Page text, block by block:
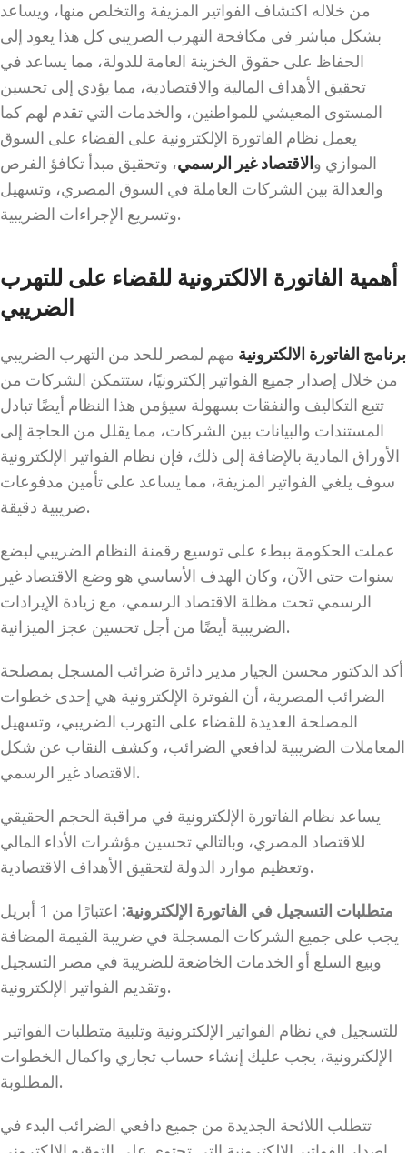
من خلاله اكتشاف الفواتير المزيفة والتخلص منها، ويساعد
بشكل مباشر في مكافحة التهرب الضريبي كل هذا يعود إلى
الحفاظ على حقوق الخزينة العامة للدولة، مما يساعد في
تحقيق الأهداف المالية والاقتصادية، مما يؤدي إلى تحسين
المستوى المعيشي للمواطنين، والخدمات التي تقدم لهم كما
يعمل نظام الفاتورة الإلكترونية على القضاء على السوق
الموازي و الاقتصاد غير الرسمي، وتحقيق مبدأ تكافؤ الفرص
والعدالة بين الشركات العاملة في السوق المصري، وتسهيل
وتسريع الإجراءات الضريبية.
أهمية الفاتورة الالكترونية للقضاء على للتهرب
الضريبي
برنامج الفاتورة الالكترونية مهم لمصر للحد من التهرب الضريبي
من خلال إصدار جميع الفواتير إلكترونيًا، ستتمكن الشركات من
تتبع التكاليف والنفقات بسهولة سيؤمن هذا النظام أيضًا تبادل
المستندات والبيانات بين الشركات، مما يقلل من الحاجة إلى
الأوراق المادية بالإضافة إلى ذلك، فإن نظام الفواتير الإلكترونية
سوف يلغي الفواتير المزيفة، مما يساعد على تأمين مدفوعات
ضريبية دقيقة.
عملت الحكومة ببطء على توسيع رقمنة النظام الضريبي لبضع
سنوات حتى الآن، وكان الهدف الأساسي هو وضع الاقتصاد غير
الرسمي تحت مظلة الاقتصاد الرسمي، مع زيادة الإيرادات
الضريبية أيضًا من أجل تحسين عجز الميزانية.
أكد الدكتور محسن الجيار مدير دائرة ضرائب المسجل بمصلحة
الضرائب المصرية، أن الفوترة الإلكترونية هي إحدى خطوات
المصلحة العديدة للقضاء على التهرب الضريبي، وتسهيل
المعاملات الضريبية لدافعي الضرائب، وكشف النقاب عن شكل
الاقتصاد غير الرسمي.
يساعد نظام الفاتورة الإلكترونية في مراقبة الحجم الحقيقي
للاقتصاد المصري، وبالتالي تحسين مؤشرات الأداء المالي
وتعظيم موارد الدولة لتحقيق الأهداف الاقتصادية.
متطلبات التسجيل في الفاتورة الإلكترونية:
اعتبارًا من 1 أبريل
يجب على جميع الشركات المسجلة في ضريبة القيمة المضافة
وبيع السلع أو الخدمات الخاضعة للضريبة في مصر التسجيل
وتقديم الفواتير الإلكترونية.
الإلكترونية، يجب عليك إنشاء حساب تجاري واكمال الخطوات
المطلوبة.
تتطلب اللائحة الجديدة من جميع دافعي الضرائب البدء في